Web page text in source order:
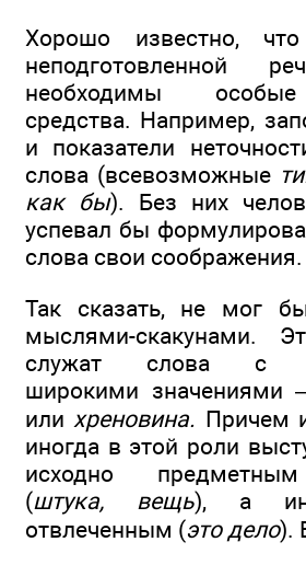
Хорошо известно,
неподготовленной
необходимы
средства. Например,
и показатели
слова (всевозможные
как бы). Без них
успевал бы
слова свои соображения.
Так сказать, не мог
мыслями-скакунами.
служат слова с
широкими значениями
или хреновина. Причем
иногда в этой роли
исходно
(штука, вещь), а
отвлеченным (это дело).